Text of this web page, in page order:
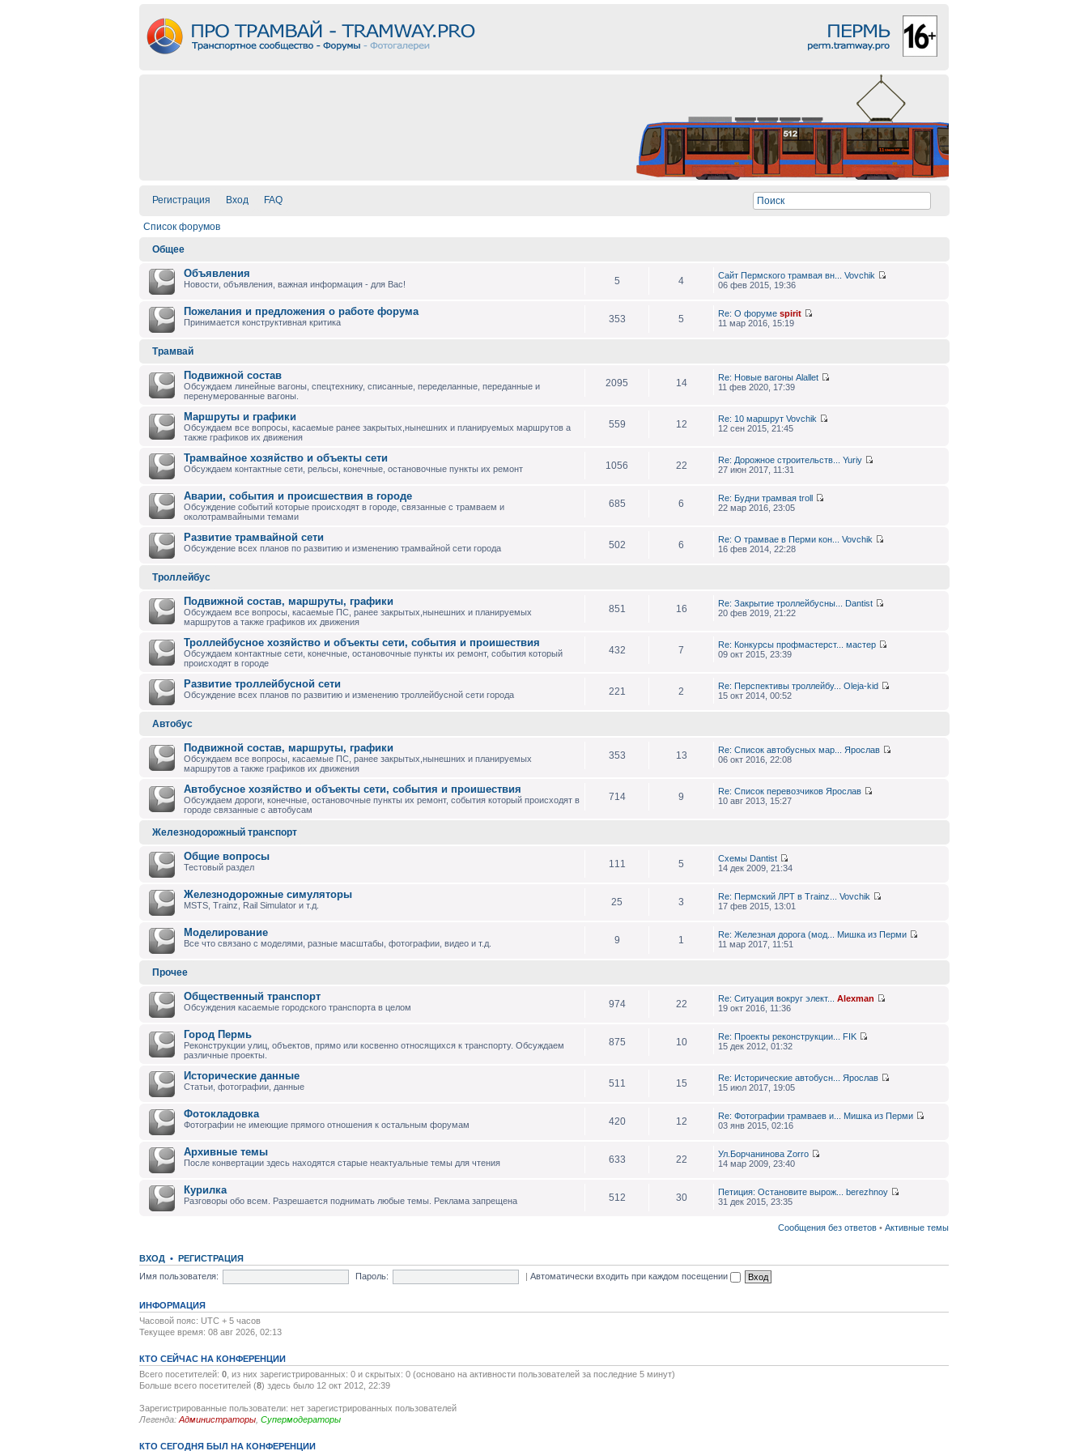
Регистрация Вход FAQ
Список форумов
Общее
Объявления
Новости, объявления, важная информация - для Вас! 5 4 Сайт Пермского трамвая вн...
Vovchik
06 фев 2015, 19:36
Пожелания и предложения о работе форума
Принимается конструктивная критика 353 5 Re: О форуме spirit
11 мар 2016, 15:19
Трамвай
Подвижной состав
Обсуждаем линейные вагоны, спецтехнику, списанные, переделанные, переданные и
перенумерованные вагоны.
2095 14 Re: Новые вагоны Alallet
11 фев 2020, 17:39
Маршруты и графики
Обсуждаем все вопросы, касаемые ранее закрытых,нынешних и планируемых маршрутов а
также графиков их движения
559 12 Re: 10 маршрут Vovchik
12 сен 2015, 21:45
Трамвайное хозяйство и объекты сети
Обсуждаем контактные сети, рельсы, конечные, остановочные пункты их ремонт 1056 22 Re: Дорожное строительств...
Yuriy
27 июн 2017, 11:31
Аварии, события и происшествия в городе
Обсуждение событий которые происходят в городе, связанные с трамваем и
околотрамвайными темами
685 6 Re: Будни трамвая troll
22 мар 2016, 23:05
Развитие трамвайной сети
Обсуждение всех планов по развитию и изменению трамвайной сети города 502 6 Re: О трамвае в Перми кон...
Vovchik
16 фев 2014, 22:28
Троллейбус
Подвижной состав, маршруты, графики
Обсуждаем все вопросы, касаемые ПС, ранее закрытых,нынешних и планируемых
маршрутов а также графиков их движения
851 16 Re: Закрытие троллейбусны...
Dantist
20 фев 2019, 21:22
Троллейбусное хозяйство и объекты сети, события и проишествия
Обсуждаем контактные сети, конечные, остановочные пункты их ремонт, события который
происходят в городе
432 7 Re: Конкурсы профмастерст...
мастер
09 окт 2015, 23:39
Развитие троллейбусной сети
Обсуждение всех планов по развитию и изменению троллейбусной сети города 221 2 Re: Перспективы троллейбу...
Oleja-kid
15 окт 2014, 00:52
Автобус
Подвижной состав, маршруты, графики
Обсуждаем все вопросы, касаемые ПС, ранее закрытых,нынешних и планируемых
маршрутов а также графиков их движения
353 13 Re: Список автобусных мар...
Ярослав
06 окт 2016, 22:08
Автобусное хозяйство и объекты сети, события и проишествия
Обсуждаем дороги, конечные, остановочные пункты их ремонт, события который происходят в
городе связанные с автобусам
714 9 Re: Список перевозчиков Ярослав
10 авг 2013, 15:27
Железнодорожный транспорт
Общие вопросы
Тестовый раздел 111 5 Схемы Dantist
14 дек 2009, 21:34
Железнодорожные симуляторы
MSTS, Trainz, Rail Simulator и т.д. 25 3 Re: Пермский ЛРТ в Trainz...
Vovchik
17 фев 2015, 13:01
Моделирование
Все что связано с моделями, разные масштабы, фотографии, видео и т.д. 9 1 Re: Железная дорога (мод...
Мишка из Перми
11 мар 2017, 11:51
Прочее
Общественный транспорт
Обсуждения касаемые городского транспорта в целом 974 22 Re: Ситуация вокруг элект...
Alexman
19 окт 2016, 11:36
Город Пермь
Реконструкции улиц, объектов, прямо или косвенно относящихся к транспорту. Обсуждаем
различные проекты.
875 10 Re: Проекты реконструкции...
FIK
15 дек 2012, 01:32
Исторические данные
Статьи, фотографии, данные 511 15 Re: Исторические автобусн...
Ярослав
15 июл 2017, 19:05
Фотокладовка
Фотографии не имеющие прямого отношения к остальным форумам 420 12 Re: Фотографии трамваев и...
Мишка из Перми
03 янв 2015, 02:16
Архивные темы
После конвертации здесь находятся старые неактуальные темы для чтения 633 22 Ул.Борчанинова Zorro
14 мар 2009, 23:40
Курилка
Разговоры обо всем. Разрешается поднимать любые темы. Реклама запрещена 512 30 Петиция: Остановите вырож...
berezhnoy
31 дек 2015, 23:35
Сообщения без ответов • Активные темы
ВХОД • РЕГИСТРАЦИЯ
Имя пользователя:
Пароль: | Автоматически входить при каждом посещении
ИНФОРМАЦИЯ
Часовой пояс: UTC + 5 часов
Текущее время: 08 авг 2026, 02:13
КТО СЕЙЧАС НА КОНФЕРЕНЦИИ
Всего посетителей: 0 , из них зарегистрированных: 0 и скрытых: 0 (основано на активности пользователей за последние 5 минут)
Больше всего посетителей (8) здесь было 12 окт 2012, 22:39
Зарегистрированные пользователи: нет зарегистрированных пользователей
Легенда: Администраторы Супермодераторы
КТО СЕГОДНЯ БЫЛ НА КОНФЕРЕНЦИИ